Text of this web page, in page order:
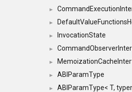
►
►
► InvocationState
►
►
► ABIParamType
► ABIParamType< T,